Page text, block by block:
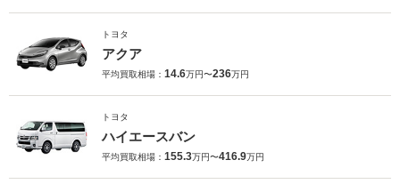
トヨタ
アクア
平均買取相場： 14.6万円〜236万円
トヨタ
ハイエースバン
平均買取相場： 155.3万円〜416.9万円